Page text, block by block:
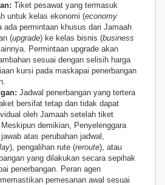
Tiket pesawat yang termasuk
untuk kelas ekonomi (economy
ada permintaan khusus dari Jamaah
(upgrade) ke kelas bisnis (business
Permintaan upgrade akan
sesuai dengan selisih harga
kursi pada maskapai penerbangan
Jadwal penerbangan yang tertera
bersifat tetap dan tidak dapat
oleh Jamaah setelah tiket
demikian, Penyelenggara
atas perubahan jadwal,
), pengalihan rute (reroute), atau
yang dilakukan secara sepihak
penerbangan. Peran agen
pemesanan awal sesuai